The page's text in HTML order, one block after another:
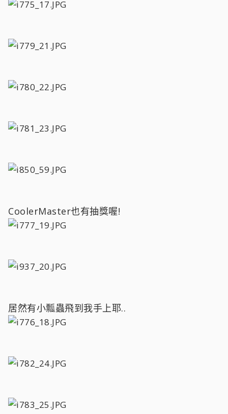
CoolerMaster也有抽獎喔!
居然有小瓢蟲飛到我手上耶..